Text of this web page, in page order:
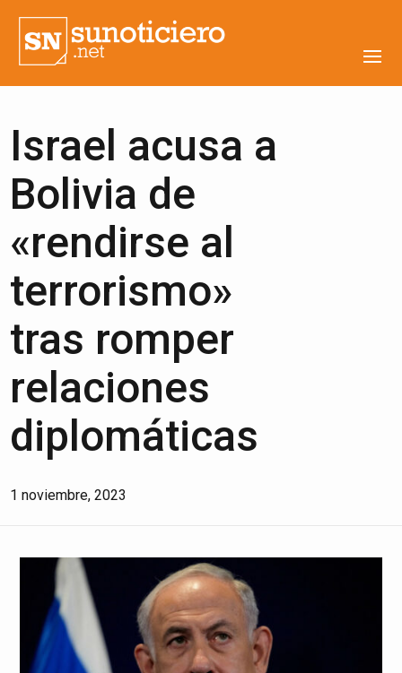
Israel acusa a
Bolivia de
«rendirse al
terrorismo»
tras romper
relaciones
diplomáticas
1 noviembre, 2023